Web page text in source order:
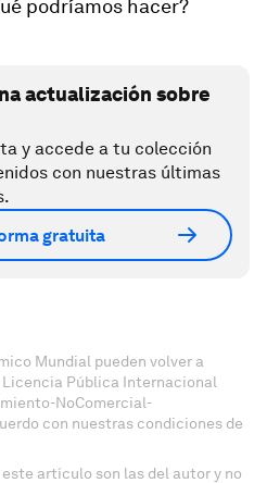
podríamos hacer?
actualización sobre
y accede a tu colección
con nuestras últimas
gratuita
Mundial pueden volver a
Pública Internacional
NoComercial-
con nuestras condiciones de
artículo son las del autor y no